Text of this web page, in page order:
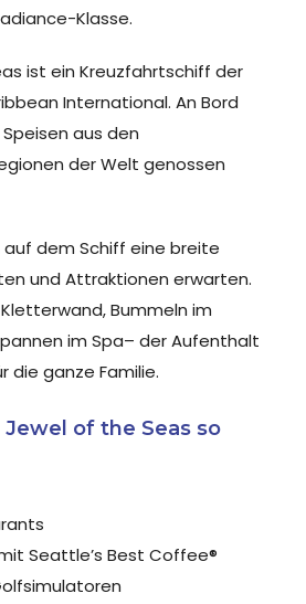
Klasse.
ist ein Kreuzfahrtschiff der
International. An Bord
aus den
der Welt genossen
auf dem Schiff eine breite
und Attraktionen erwarten.
Bummeln im
im Spa– der Aufenthalt
die ganze Familie.
of the Seas so
Seattle’s Best Coffee®